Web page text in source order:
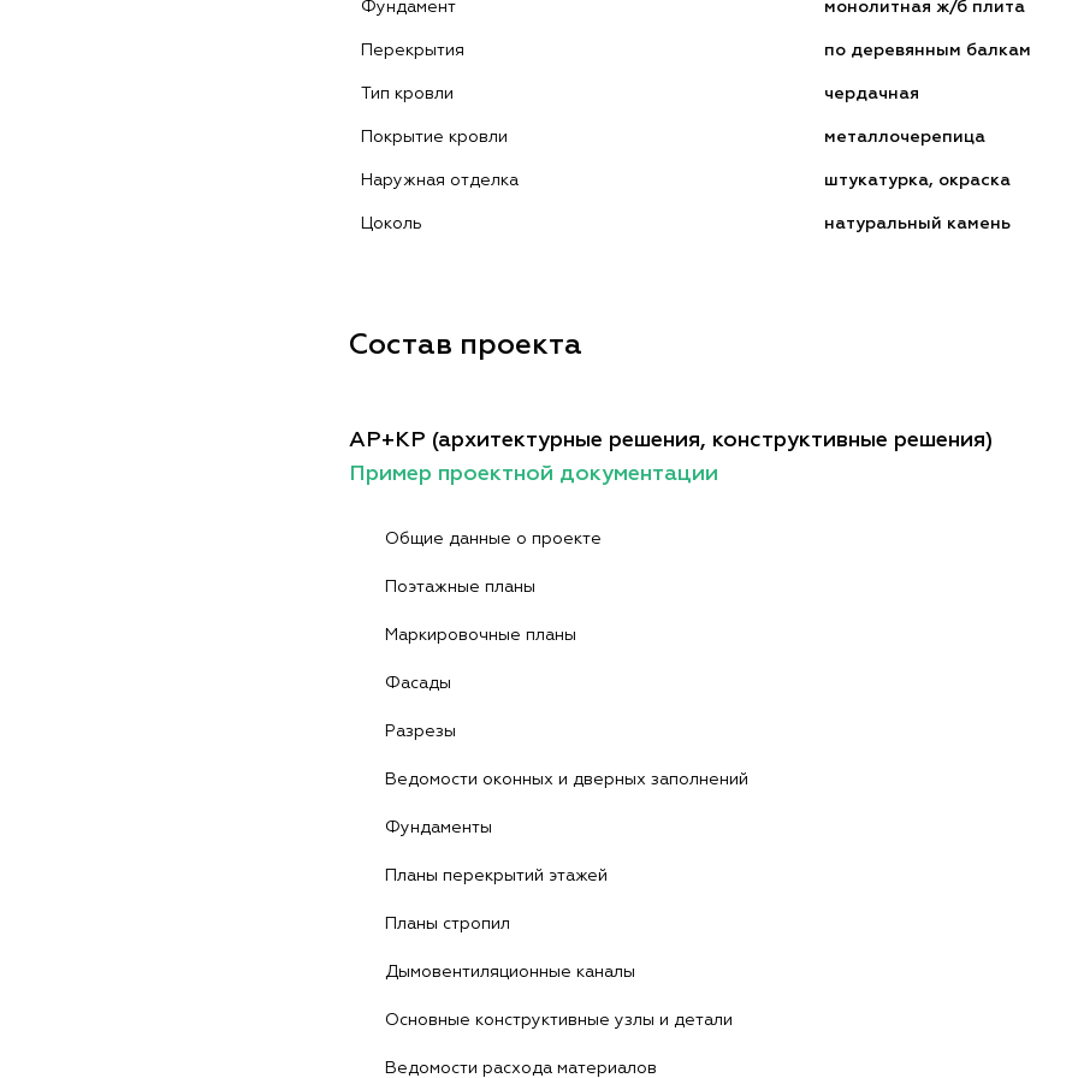
Фундамент монолитная ж/б плита
Перекрытия по деревянным балкам
Тип кровли чердачная
Покрытие кровли металлочерепица
Наружная отделка штукатурка, окраска
Цоколь натуральный камень
Состав проекта
АР+КР (архитектурные решения, конструктивные решения)
Пример проектной документации
Общие данные о проекте
Поэтажные планы
Маркировочные планы
Фасады
Разрезы
Ведомости оконных и дверных заполнений
Фундаменты
Планы перекрытий этажей
Планы стропил
Дымовентиляционные каналы
Основные конструктивные узлы и детали
Ведомости расхода материалов